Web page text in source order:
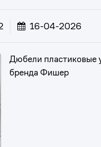
16-04-2026
Дюбели пластиковые
бренда Фишер